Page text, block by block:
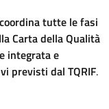
coordina tutte le fasi
Carta della Qualità
integrata e
previsti dal TQRIF.